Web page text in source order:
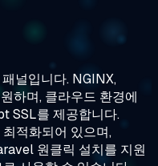
널입니다. NGINX,
하며, 클라우드 환경에
SSL를 제공합니다.
적화되어 있으며,
원클릭 설치를 지원